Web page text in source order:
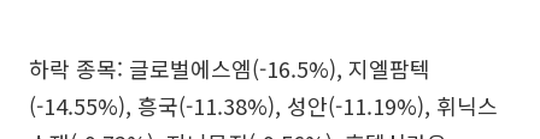
하락 종목: 글로벌에스엠(-16.5%), 지엘팜텍
(-14.55%), 흥국(-11.38%), 성안(-11.19%), 휘닉스